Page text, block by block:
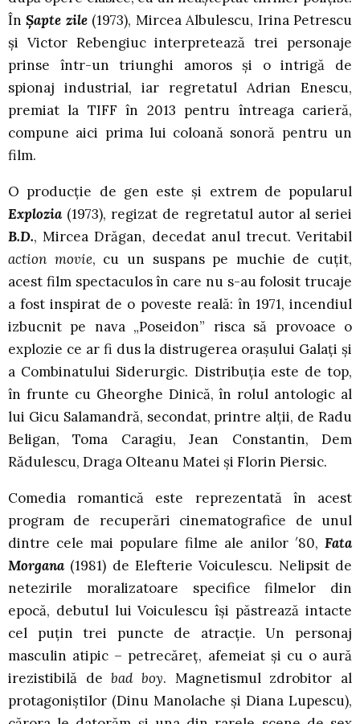
ÎnȘapte zile(1973), Mircea Albulescu, Irina Petrescu
și Victor Rebengiuc interpretează trei personaje
prinse într-un triunghi amoros și o intrigă de
spionaj industrial, iar regretatul Adrian Enescu,
premiat la TIFF în 2013 pentru întreaga carieră,
compune aici prima lui coloană sonoră pentru un
film.
O producție de gen este și extrem de popularul
Explozia (1973), regizat de regretatul autor al seriei
B.D., Mircea Drăgan, decedat anul trecut. Veritabil
action movie, cu un suspans pe muchie de cuțit,
acest film spectaculos în care nu s-au folosit trucaje
a fost inspirat de o poveste reală: în 1971, incendiul
izbucnit pe nava „Poseidon” risca să provoace o
explozie ce ar fi dus la distrugerea orașului Galați și
a Combinatului Siderurgic. Distribuția este de top,
în frunte cu Gheorghe Dinică, în rolul antologic al
lui Gicu Salamandră, secondat, printre alții, de Radu
Beligan, Toma Caragiu, Jean Constantin, Dem
Rădulescu, Draga Olteanu Matei și Florin Piersic.
Comedia romantică este reprezentată în acest
program de recuperări cinematografice de unul
dintre cele mai populare filme ale anilor ′80, Fata
Morgana (1981) de Elefterie Voiculescu. Nelipsit de
netezirile moralizatoare specifice filmelor din
epocă, debutul lui Voiculescu își păstrează intacte
cel puțin trei puncte de atracție. Un personaj
masculin atipic – petrecăreț, afemeiat și cu o aură
irezistibilă debad boy. Magnetismul zdrobitor al
protagoniștilor (Dinu Manolache și Diana Lupescu),